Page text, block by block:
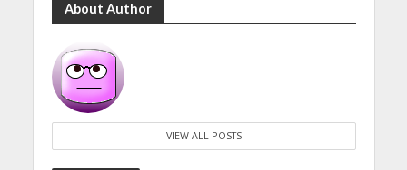
About Author
VIEW ALL POSTS